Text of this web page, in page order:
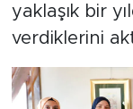
yaklaşık bir
verdiklerini